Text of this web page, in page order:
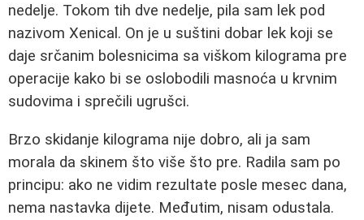
nedelje. Tokom tih dve nedelje, pila sam lek pod
nazivom Xenical. On je u suštini dobar lek koji se
daje srčanim bolesnicima sa viškom kilograma pre
operacije kako bi se oslobodili masnoća u krvnim
sudovima i sprečili ugrušci.
Brzo skidanje kilograma nije dobro, ali ja sam
morala da skinem što više što pre. Radila sam po
principu: ako ne vidim rezultate posle mesec dana,
nema nastavka dijete. Međutim, nisam odustala.